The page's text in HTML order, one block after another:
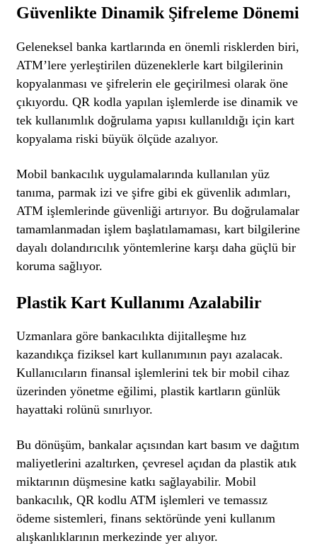
Güvenlikte Dinamik Şifreleme Dönemi
Geleneksel banka kartlarında en önemli risklerden biri,
ATM’lere yerleştirilen düzeneklerle kart bilgilerinin
kopyalanması ve şifrelerin ele geçirilmesi olarak öne
çıkıyordu. QR kodla yapılan işlemlerde ise dinamik ve
tek kullanımlık doğrulama yapısı kullanıldığı için kart
kopyalama riski büyük ölçüde azalıyor.
Mobil bankacılık uygulamalarında kullanılan yüz
tanıma, parmak izi ve şifre gibi ek güvenlik adımları,
ATM işlemlerinde güvenliği artırıyor. Bu doğrulamalar
tamamlanmadan işlem başlatılamaması, kart bilgilerine
dayalı dolandırıcılık yöntemlerine karşı daha güçlü bir
koruma sağlıyor.
Plastik Kart Kullanımı Azalabilir
Uzmanlara göre bankacılıkta dijitalleşme hız
kazandıkça fiziksel kart kullanımının payı azalacak.
Kullanıcıların finansal işlemlerini tek bir mobil cihaz
üzerinden yönetme eğilimi, plastik kartların günlük
hayattaki rolünü sınırlıyor.
Bu dönüşüm, bankalar açısından kart basım ve dağıtım
maliyetlerini azaltırken, çevresel açıdan da plastik atık
miktarının düşmesine katkı sağlayabilir. Mobil
bankacılık, QR kodlu ATM işlemleri ve temassız
ödeme sistemleri, finans sektöründe yeni kullanım
alışkanlıklarının merkezinde yer alıyor.